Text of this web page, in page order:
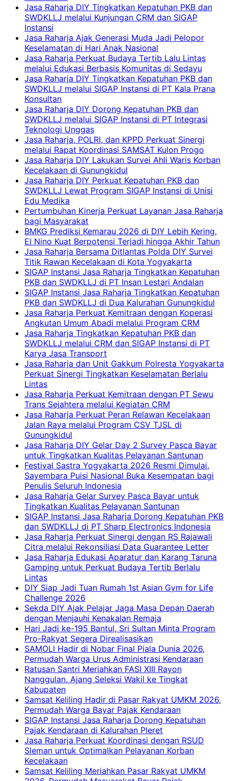
Jasa Raharja DIY Tingkatkan Kepatuhan PKB dan
SWDKLLJ melalui Kunjungan CRM dan SIGAP
Instansi
Jasa Raharja Ajak Generasi Muda Jadi Pelopor
Keselamatan di Hari Anak Nasional
Jasa Raharja Perkuat Budaya Tertib Lalu Lintas
melalui Edukasi Berbasis Komunitas di Sedayu
Jasa Raharja DIY Tingkatkan Kepatuhan PKB dan
SWDKLLJ melalui SIGAP Instansi di PT Kala Prana
Konsultan
Jasa Raharja DIY Dorong Kepatuhan PKB dan
SWDKLLJ melalui SIGAP Instansi di PT Integrasi
Teknologi Unggas
Jasa Raharja, POLRI, dan KPPD Perkuat Sinergi
melalui Rapat Koordinasi SAMSAT Kulon Progo
Jasa Raharja DIY Lakukan Survei Ahli Waris Korban
Kecelakaan di Gunungkidul
Jasa Raharja DIY Perkuat Kepatuhan PKB dan
SWDKLLJ Lewat Program SIGAP Instansi di Unisi
Edu Medika
Pertumbuhan Kinerja Perkuat Layanan Jasa Raharja
bagi Masyarakat
BMKG Prediksi Kemarau 2026 di DIY Lebih Kering,
El Nino Kuat Berpotensi Terjadi hingga Akhir Tahun
Jasa Raharja Bersama Ditlantas Polda DIY Survei
Titik Rawan Kecelakaan di Kota Yogyakarta
SIGAP Instansi Jasa Raharja Tingkatkan Kepatuhan
PKB dan SWDKLLJ di PT Insan Lestari Andalan
SIGAP Instansi Jasa Raharja Tingkatkan Kepatuhan
PKB dan SWDKLLJ di Dua Kalurahan Gunungkidul
Jasa Raharja Perkuat Kemitraan dengan Koperasi
Angkutan Umum Abadi melalui Program CRM
Jasa Raharja Tingkatkan Kepatuhan PKB dan
SWDKLLJ melalui CRM dan SIGAP Instansi di PT
Karya Jasa Transport
Jasa Raharja dan Unit Gakkum Polresta Yogyakarta
Perkuat Sinergi Tingkatkan Keselamatan Berlalu
Lintas
Jasa Raharja Perkuat Kemitraan dengan PT Sewu
Trans Sejahtera melalui Kegiatan CRM
Jasa Raharja Perkuat Peran Relawan Kecelakaan
Jalan Raya melalui Program CSV TJSL di
Gunungkidul
Jasa Raharja DIY Gelar Day 2 Survey Pasca Bayar
untuk Tingkatkan Kualitas Pelayanan Santunan
Festival Sastra Yogyakarta 2026 Resmi Dimulai,
Sayembara Puisi Nasional Buka Kesempatan bagi
Penulis Seluruh Indonesia
Jasa Raharja Gelar Survey Pasca Bayar untuk
Tingkatkan Kualitas Pelayanan Santunan
SIGAP Instansi Jasa Raharja Dorong Kepatuhan PKB
dan SWDKLLJ di PT Sharp Electronics Indonesia
Jasa Raharja Perkuat Sinergi dengan RS Rajawali
Citra melalui Rekonsiliasi Data Guarantee Letter
Jasa Raharja Edukasi Aparatur dan Karang Taruna
Gamping untuk Perkuat Budaya Tertib Berlalu
Lintas
DIY Siap Jadi Tuan Rumah 1st Asian Gym for Life
Challenge 2026
Sekda DIY Ajak Pelajar Jaga Masa Depan Daerah
dengan Menjauhi Kenakalan Remaja
Hari Jadi ke-195 Bantul, Sri Sultan Minta Program
Pro-Rakyat Segera Direalisasikan
SAMOLI Hadir di Nobar Final Piala Dunia 2026,
Permudah Warga Urus Administrasi Kendaraan
Ratusan Santri Meriahkan FASI XIII Rayon
Nanggulan, Ajang Seleksi Wakil ke Tingkat
Kabupaten
Samsat Keliling Hadir di Pasar Rakyat UMKM 2026,
Permudah Warga Bayar Pajak Kendaraan
SIGAP Instansi Jasa Raharja Dorong Kepatuhan
Pajak Kendaraan di Kalurahan Pleret
Jasa Raharja Perkuat Koordinasi dengan RSUD
Sleman untuk Optimalkan Pelayanan Korban
Kecelakaan
Samsat Keliling Meriahkan Pasar Rakyat UMKM